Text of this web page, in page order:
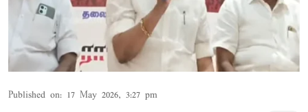
Published on: 17 May 2026, 3:27 pm